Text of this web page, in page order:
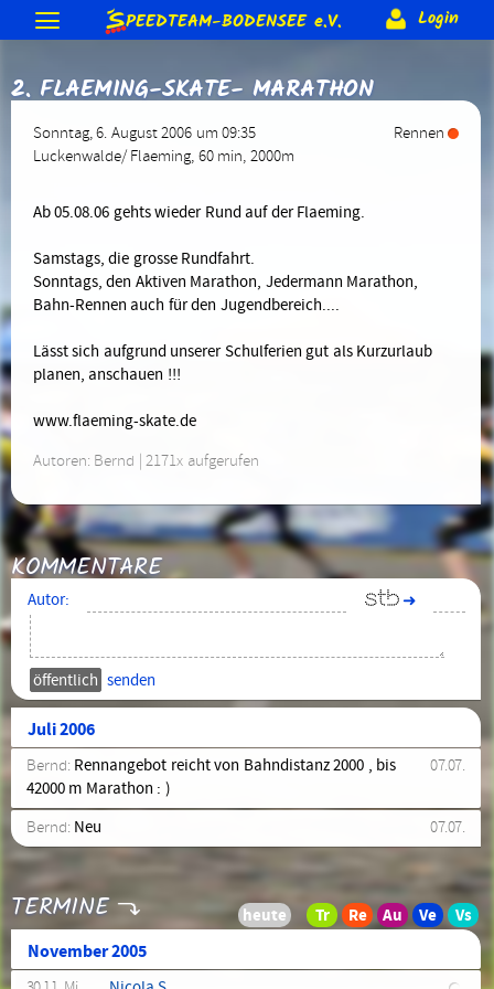
S
PEEDTEAM-BODENSEEe.V. Login
Neuigkeiten
Allgemeine Berichte Gästebuch
Forum (intern)
Termine & Veranstaltungen
Bodenseeumrundung Skateday
Training
Corona Schutzkonzept
Beteiligung (intern)
Sonderranglisten (intern)
Rennen & Wettkämpfe
Anmeldung Förderungen
Vereins-Gutschein
Mitglieder
Jugendschutz
Impressum
Kontakt
Skate-Abzeichen Alte Webseite
> Anmelden
2. FLAEMING-SKATE- MARATHON
Rennen
Sonntag, 6. August 2006 um 09:35
Luckenwalde/ Flaeming, 60 min, 2000m
Ab 05.08.06 gehts wieder Rund auf der Flaeming.
Samstags, die grosse Rundfahrt.
Sonntags, den Aktiven Marathon, Jedermann Marathon,
Bahn-Rennen auch für den Jugendbereich....
Lässt sich aufgrund unserer Schulferien gut als Kurzurlaub
planen, anschauen !!!
www.flaeming-skate.de
Autoren: Bernd | 2171x aufgerufen
KOMMENTARE
Autor: ➜
senden
Juli 2006
07.07.
Bernd: Rennangebot reicht von Bahndistanz 2000 , bis
42000 m Marathon : )
07.07.
Bernd: Neu
TERMINE
November 2005